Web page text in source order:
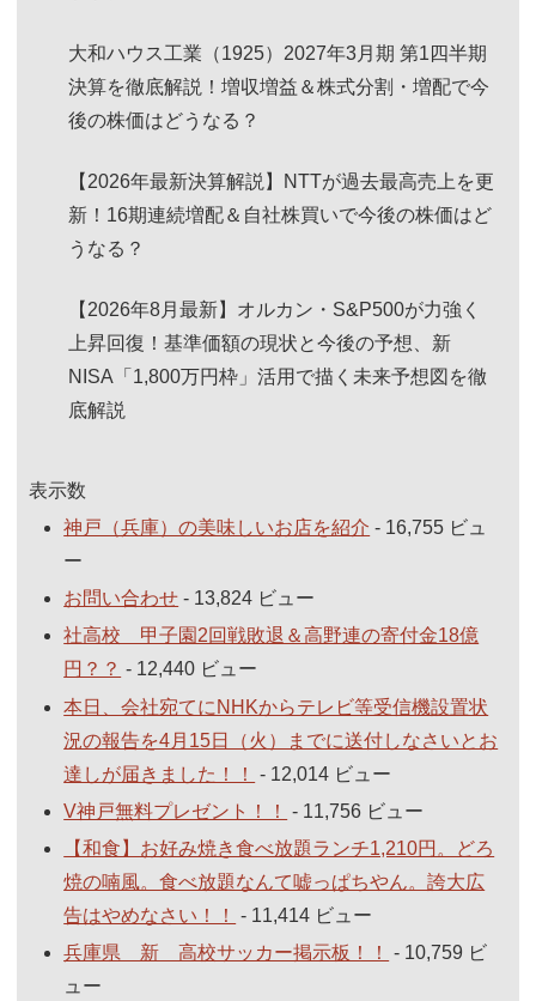
大和ハウス工業（1925）2027年3月期 第1四半期
決算を徹底解説！増収増益＆株式分割・増配で今
後の株価はどうなる？
【2026年最新決算解説】NTTが過去最高売上を更
新！16期連続増配＆自社株買いで今後の株価はど
うなる？
【2026年8月最新】オルカン・S&P500が力強く
上昇回復！基準価額の現状と今後の予想、新
NISA「1,800万円枠」活用で描く未来予想図を徹
底解説
表示数
神戸（兵庫）の美味しいお店を紹介 - 16,755 ビュ
ー
お問い合わせ - 13,824 ビュー
社高校 甲子園2回戦敗退＆高野連の寄付金18億
円？？ - 12,440 ビュー
本日、会社宛てにNHKからテレビ等受信機設置状
況の報告を4月15日（火）までに送付しなさいとお
達しが届きました！！
- 12,014 ビュー
V神戸無料プレゼント！！
- 11,756 ビュー
【和食】お好み焼き食べ放題ランチ1,210円。どろ
焼の喃風。食べ放題なんて嘘っぱちやん。誇大広
告はやめなさい！！
- 11,414 ビュー
兵庫県 新 高校サッカー掲示板！！
- 10,759 ビ
ュー